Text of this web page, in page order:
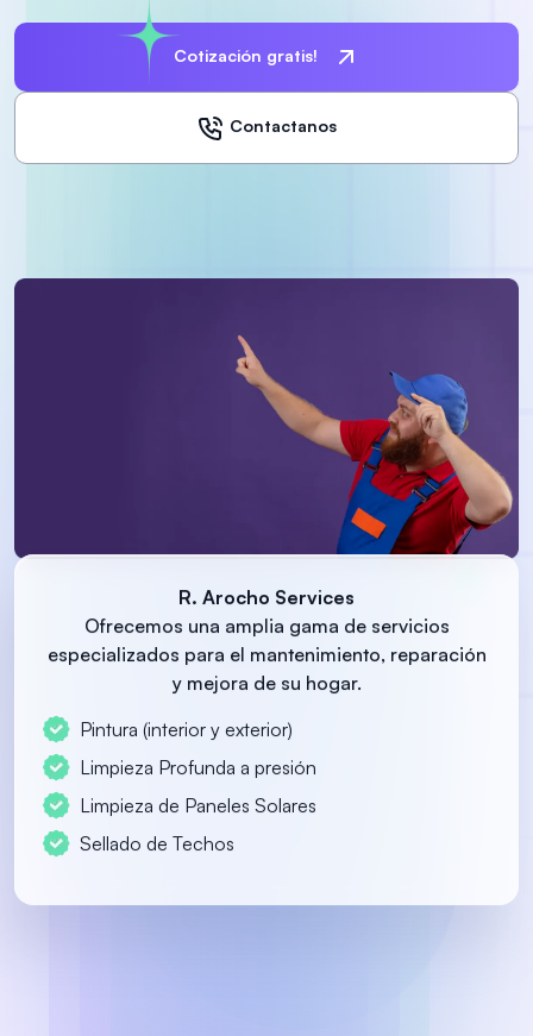
Cotización gratis!
Contactanos
Ofrecemos una amplia gama de servicios
especializados para el mantenimiento, reparación
y mejora de su hogar.